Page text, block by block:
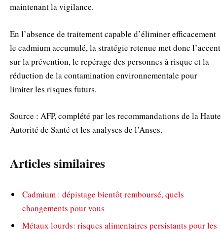
maintenant la vigilance.
En l’absence de traitement capable d’éliminer efficacement
le cadmium accumulé, la stratégie retenue met donc l’accent
sur la prévention, le repérage des personnes à risque et la
réduction de la contamination environnementale pour
limiter les risques futurs.
Source : AFP, complété par les recommandations de la Haute
Autorité de Santé et les analyses de l’Anses.
Articles similaires
Cadmium : dépistage bientôt remboursé, quels
changements pour vous
Métaux lourds: risques alimentaires persistants pour les